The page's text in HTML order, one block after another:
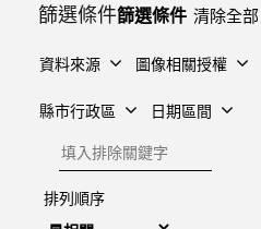
篩選條件
清除全部
資料來源 圖像相關授權
縣市行政區 日期區間
排除關鍵字
排列順序